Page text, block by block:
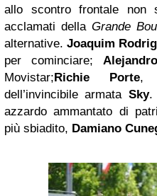
allo scontro frontale non
acclamati della Grande
alternative. Joaquim
per cominciare;
Movistar;Richie Porte,
dell’invincibile armata Sky.
azzardo ammantato di
più sbiadito, Damiano